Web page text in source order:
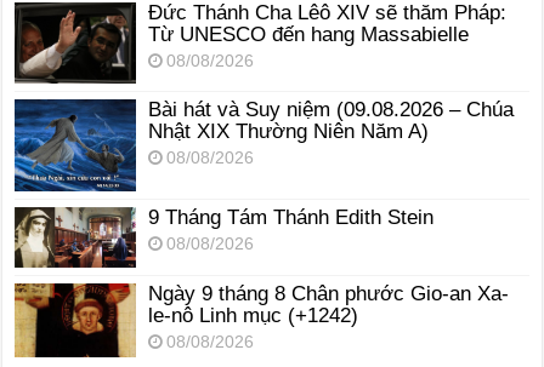
Đức Thánh Cha Lêô XIV sẽ thăm Pháp:
Từ UNESCO đến hang Massabielle
08/08/2026
Bài hát và Suy niệm (09.08.2026 – Chúa
Nhật XIX Thường Niên Năm A)
08/08/2026
9 Tháng Tám Thánh Edith Stein
08/08/2026
Ngày 9 tháng 8 Chân phước Gio-an Xa-
le-nô Linh mục (+1242)
08/08/2026